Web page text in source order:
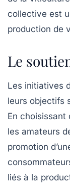
collective est
production de
Le
Les initiatives
leurs objectifs
En choisissant
les amateurs
promotion
liés à la